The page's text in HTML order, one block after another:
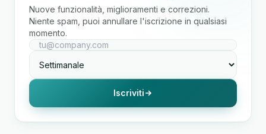
Nuove funzionalità, miglioramenti e correzioni.
Niente spam, puoi annullare l'iscrizione in qualsiasi
momento.
Iscriviti